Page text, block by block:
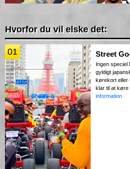
Hvorfor du vil elske det:
01 Street
Ingen
gyldigt
kørekort eller
klar til at køre
information